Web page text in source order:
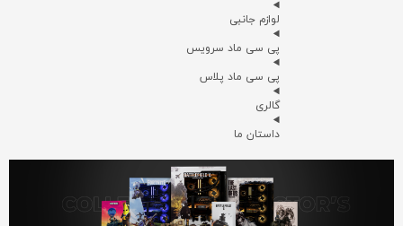
لوازم جانبی
پی سی ماد سرویس
پی سی ماد پلاس
گالری
داستان ما